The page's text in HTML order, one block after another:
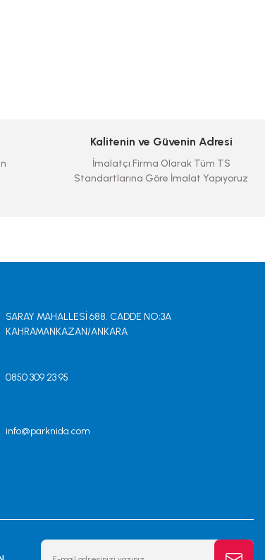
Kalitenin ve Güvenin Adresi
İmalatçı Firma Olarak Tüm TS
Standartlarına Göre İmalat Yapıyoruz
SARAY MAHALLESİ 688. CADDE NO;3A
KAHRAMANKAZAN/ANKARA
0850 309 23 95
info@parknida.com